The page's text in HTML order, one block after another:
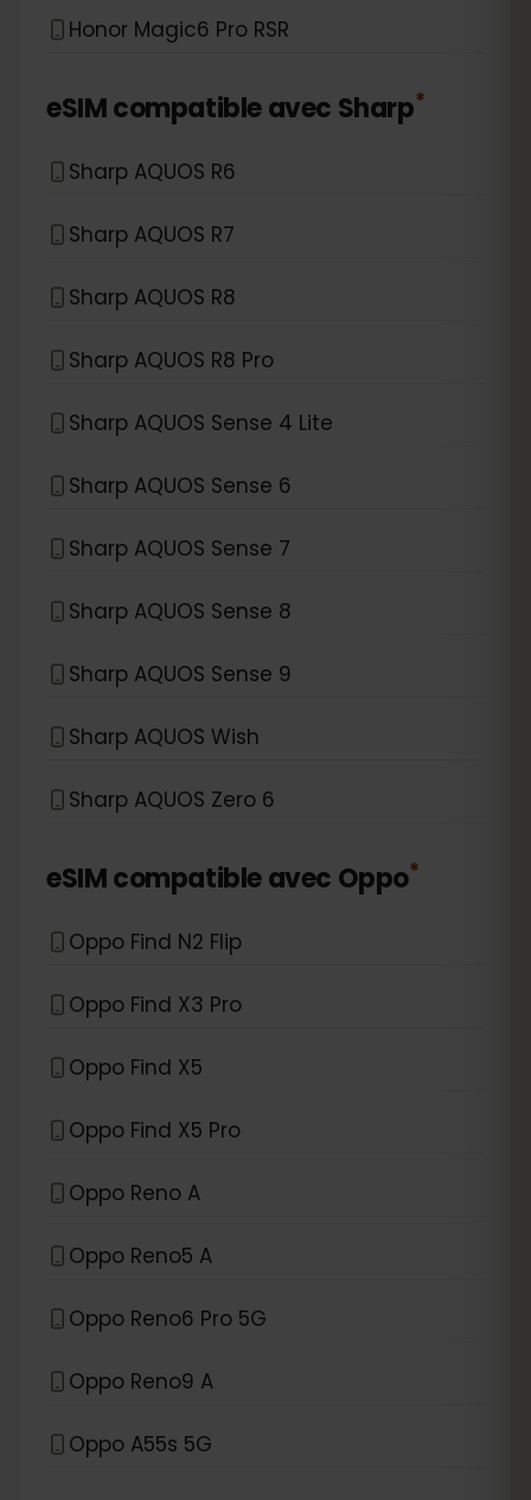
Honor Magic6 Pro RSR
eSIM compatible avec Sharp*
Sharp AQUOS R6
Sharp AQUOS R7
Sharp AQUOS R8
Sharp AQUOS R8 Pro
Sharp AQUOS Sense 4 Lite
Sharp AQUOS Sense 6
Sharp AQUOS Sense 7
Sharp AQUOS Sense 8
Sharp AQUOS Sense 9
Sharp AQUOS Wish
Sharp AQUOS Zero 6
eSIM compatible avec Oppo*
Oppo Find N2 Flip
Oppo Find X3 Pro
Oppo Find X5
Oppo Find X5 Pro
Oppo Reno A
Oppo Reno5 A
Oppo Reno6 Pro 5G
Oppo Reno9 A
Oppo A55s 5G